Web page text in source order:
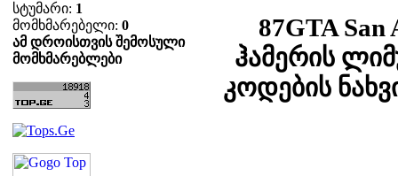
სტუმარი: 1
მომხმარებელი: 0
ამ დროისთვის შემოსული
მომხმარებლები
87GTA
ჰამერის
კოდების